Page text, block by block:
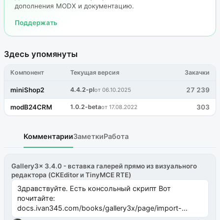
дополнения MODX и документацию.
Поддержать
Здесь упомянуты
Компонент Текущая версия Закачки
miniShop2 4.4.2-plот 06.10.2025 27 239
modB24CRM 1.0.2-betaот 17.08.2022 303
КомментарииЗаметкиРабота
Gallery3x 3.4.0 - вставка галерей прямо из визуального
редактора (CKEditor и TinyMCE RTE)
Здравствуйте. Есть консольный скрипт Вот
почитайте:
docs.ivan345.com/books/gallery3x/page/import-
ms2galleryphp